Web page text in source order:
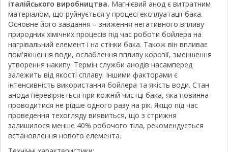
італійського виробництва. Магнієвий анод є витратним
матеріалом, що руйнується у процесі експлуатації бака.
Основне його завдання – зниження негативного впливу
природних хімічних процесів під час роботи бойлера на
нагрівальний елемент і на стінки бака. Також він впливає
пом'якшення води, ослаблення впливу корозії, зменшення
утворення накипу. Термін служби анодів насамперед
залежить від якості сплаву. Іншими факторами є
інтенсивність використання бойлера та якість води. Стан
анода перевіряється при кожній чистці бака, яка повинна
проводитися не рідше одного разу на рік. Якщо під час
проведення техогляду виявиться, що з стрижня
залишилося менше 40% робочого тіла, рекомендується
встановлення нового елемента.